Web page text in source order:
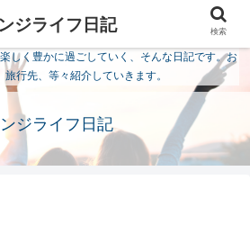
しく豊かに過ごしていく、そんな日記です。お
行先、等々紹介していきます。
ジライフ日記
ジライフ日記 検索